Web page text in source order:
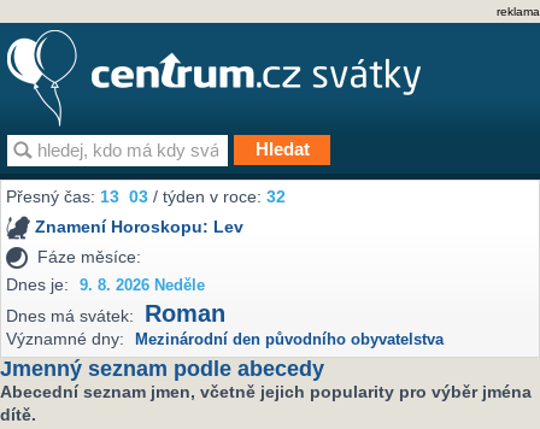
reklama
Přesný čas:13 03 / týden v roce:32
Znamení Horoskopu: Lev
Fáze měsíce:
Dnes je:
9. 8. 2026 Neděle
Dnes má svátek: Roman
Významné dny: Mezinárodní den původního obyvatelstva
Jmenný seznam podle abecedy
Abecední seznam jmen, včetně jejich popularity pro výběr jména
dítě.